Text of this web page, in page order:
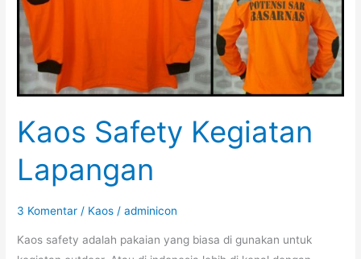
Kaos Safety Kegiatan
Lapangan
3 Komentar / Kaos /adminicon
Kaos safety adalah pakaian yang biasa di gunakan untuk